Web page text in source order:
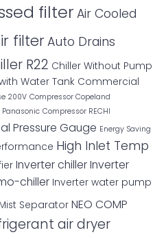
filter Air Cooled
filterAuto Drains
R22 Chiller Without Pump
Water Tank Commercial
200V Compressor Copeland
Compressor RECHI
Pressure Gauge Energy Saving
High Inlet Temp
Inverter chillerInverter
chiller Inverter water pump
Mist Separator NEO COMP
air dryer